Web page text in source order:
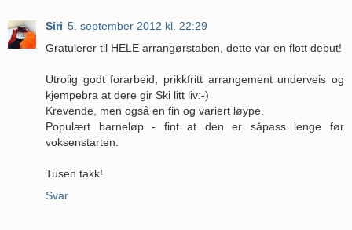
Siri 5. september 2012 kl. 22:29
Gratulerer til HELE arrangørstaben, dette var en flott debut!
Utrolig godt forarbeid, prikkfritt arrangement underveis og
kjempebra at dere gir Ski litt liv:-)
Krevende, men også en fin og variert løype.
Populært barneløp - fint at den er såpass lenge før
voksenstarten.
Tusen takk!
Svar